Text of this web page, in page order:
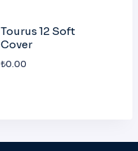
Tourus 12 Soft
Cover
₺0.00